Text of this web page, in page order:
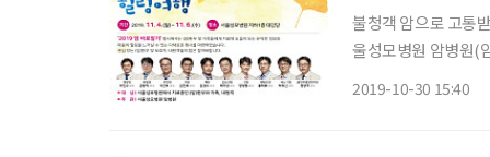
불청객 암으로 고통받는
울성모병원 암병원(
2019-10-30 15:40